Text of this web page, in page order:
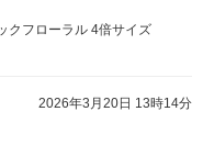
クフローラル 4倍サイズ
2026年3月20日 13時14分